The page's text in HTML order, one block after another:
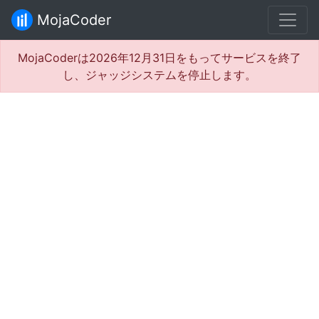
MojaCoder
MojaCoderは2026年12月31日をもってサービスを終了
し、ジャッジシステムを停止します。